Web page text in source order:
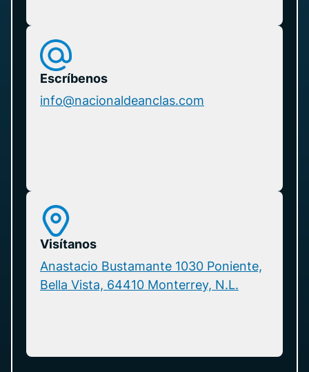
Escríbenos
info@nacionaldeanclas.com
Visítanos
Anastacio Bustamante 1030 Poniente,
Bella Vista, 64410 Monterrey, N.L.